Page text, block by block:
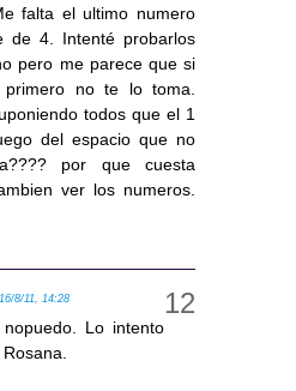
falta el ultimo numero
de 4. Intenté probarlos
pero me parece que si
no te lo toma.
todos que el 1
del espacio que no
por que cuesta
ver los numeros.
16/8/11, 14:28
Lo intento